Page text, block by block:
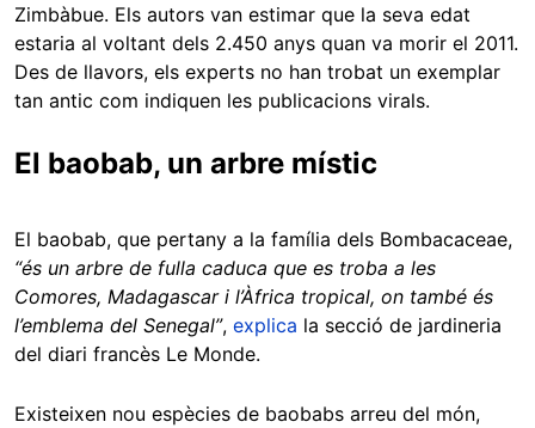
Zimbàbue. Els autors van estimar que la seva edat
estaria al voltant dels 2.450 anys quan va morir el 2011.
Des de llavors, els experts no han trobat un exemplar
tan antic com indiquen les publicacions virals.
El baobab, un arbre místic
El baobab, que pertany a la família dels Bombacaceae,
“és un arbre de fulla caduca que es troba a les
Comores, Madagascar i l’Àfrica tropical, on també és
l’emblema del Senegal”, explica la secció de jardineria
del diari francès Le Monde.
Existeixen nou espècies de baobabs arreu del món,